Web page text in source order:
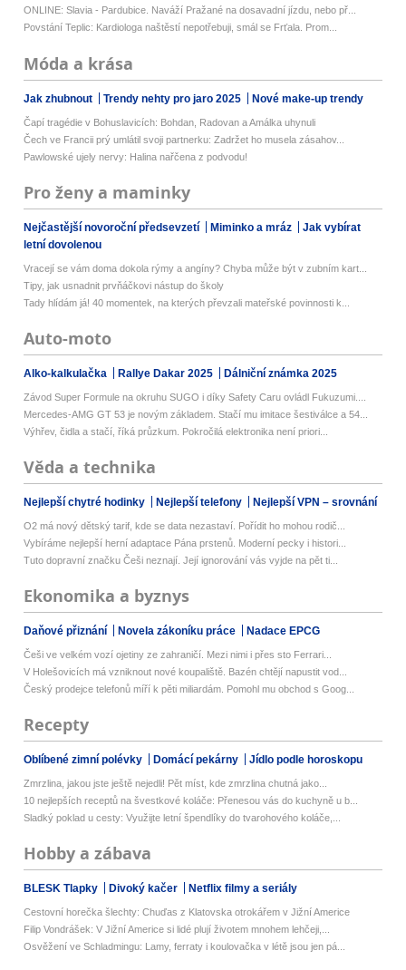
ONLINE: Slavia - Pardubice. Naváží Pražané na dosavadní jízdu, nebo př...
Povstání Teplic: Kardiologa naštěstí nepotřebuji, smál se Frťala. Prom...
Móda a krása
Jak zhubnout Trendy nehty pro jaro 2025 Nové make-up trendy
Čapí tragédie v Bohuslavicích: Bohdan, Radovan a Amálka uhynuli
Čech ve Francii prý umlátil svoji partnerku: Zadržet ho musela zásahov...
Pawlowské ujely nervy: Halina nařčena z podvodu!
Pro ženy a maminky
Nejčastější novoroční předsevzetí Miminko a mráz
Jak vybírat
letní dovolenou
Vracejí se vám doma dokola rýmy a angíny? Chyba může být v zubním kart...
Tipy, jak usnadnit prvňáčkovi nástup do školy
Tady hlídám já! 40 momentek, na kterých převzali mateřské povinnosti k...
Auto-moto
Alko-kalkulačka Rallye Dakar 2025 Dálniční známka 2025
Závod Super Formule na okruhu SUGO i díky Safety Caru ovládl Fukuzumi....
Mercedes-AMG GT 53 je novým základem. Stačí mu imitace šestiválce a 54...
Výhřev, čidla a stačí, říká průzkum. Pokročilá elektronika není priori...
Věda a technika
Nejlepší chytré hodinky Nejlepší telefony Nejlepší VPN – srovnání
O2 má nový dětský tarif, kde se data nezastaví. Pořídit ho mohou rodič...
Vybíráme nejlepší herní adaptace Pána prstenů. Moderní pecky i histori...
Tuto dopravní značku Češi neznají. Její ignorování vás vyjde na pět ti...
Ekonomika a byznys
Daňové přiznání Novela zákoníku práce Nadace EPCG
Češi ve velkém vozí ojetiny ze zahraničí. Mezi nimi i přes sto Ferrari...
V Holešovicích má vzniknout nové koupaliště. Bazén chtějí napustit vod...
Český prodejce telefonů míří k pěti miliardám. Pomohl mu obchod s Goog...
Recepty
Oblíbené zimní polévky Domácí pekárny Jídlo podle horoskopu
Zmrzlina, jakou jste ještě nejedli! Pět míst, kde zmrzlina chutná jako...
10 nejlepších receptů na švestkové koláče: Přenesou vás do kuchyně u b...
Sladký poklad u cesty: Využijte letní špendlíky do tvarohového koláče,...
Hobby a zábava
BLESK Tlapky Divoký kačer Netflix filmy a seriály
Cestovní horečka šlechty: Chuďas z Klatovska otrokářem v Jižní Americe
Filip Vondrášek: V Jižní Americe si lidé plují životem mnohem lehčeji,...
Osvěžení ve Schladmingu: Lamy, ferraty i koulovačka v létě jsou jen pá...